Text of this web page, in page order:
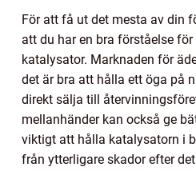
För att få ut det mesta av din
att du har en bra förståelse
katalysator. Marknaden för
det är bra att hålla ett öga på
direkt sälja till
mellanhänder kan också ge
viktigt att hålla katalysatorn i
från ytterligare skador efter